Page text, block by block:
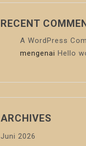
RECENT
A WordPress
mengenai Hello
ARCHIVES
Juni 2026